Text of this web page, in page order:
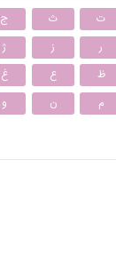
ت ث ج
ر ز ژ
ظ ع غ
م ن و